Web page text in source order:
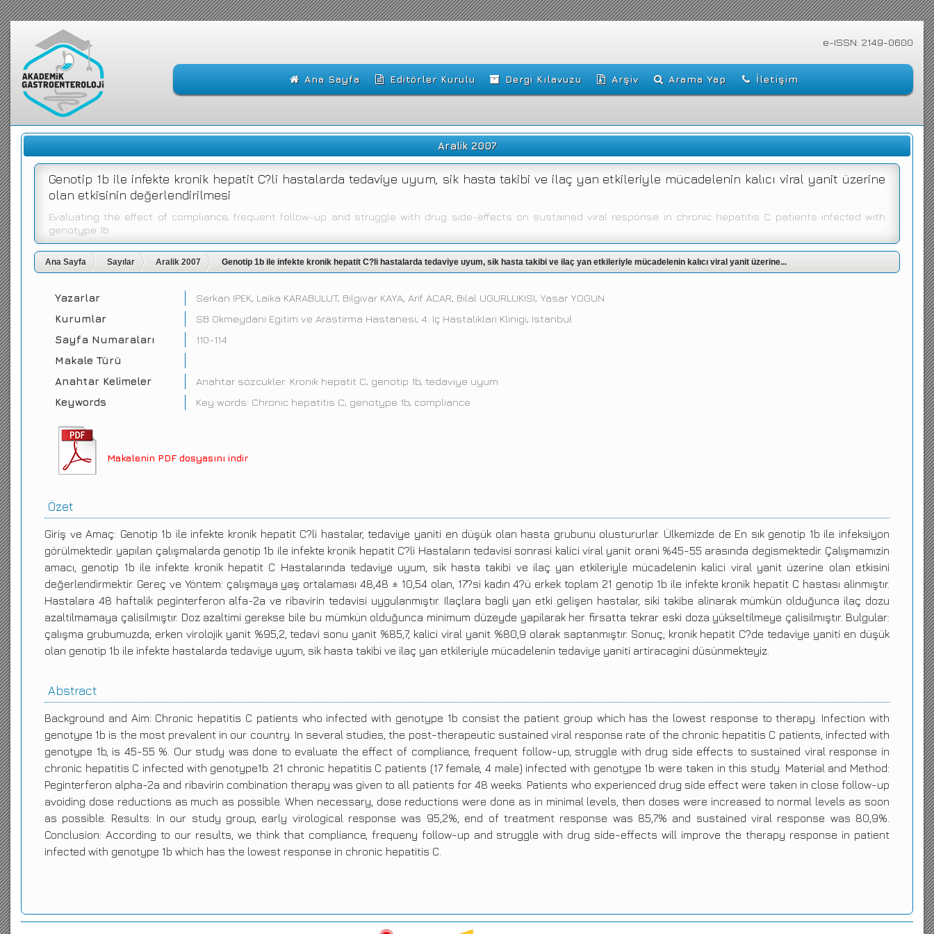
e-ISSN: 2149-0600
Ana Sayfa Editörler Kurulu Dergi Kılavuzu Arşiv Arama Yap İletişim
Aralik 2007
Genotip 1b ile infekte kronik hepatit C?li hastalarda tedaviye uyum, sik hasta takibi ve ilaç yan etkileriyle mücadelenin kalıcı viral yanit üzerine
olan etkisinin değerlendirilmesi
Evaluating the effect of compliance, frequent follow-up and struggle with drug side-effects on sustained viral response in chronic hepatitis C patients infected with
genotype 1b
Ana Sayfa Sayılar Aralik 2007 Genotip 1b ile infekte kronik hepatit C?li hastalarda tedaviye uyum, sik hasta takibi ve ilaç yan etkileriyle mücadelenin kalıcı viral yanit üzerine...
Yazarlar
Serkan IPEK, Laika KARABULUT, Bilgivar KAYA, Arif ACAR, Bilal UGURLUKISI, Yasar YOGUN
Kurumlar
SB Okmeydani Egitim ve Arastirma Hastanesi, 4. Iç Hastaliklari Klinigi, Istanbul
Sayfa Numaraları
110-114
Makale Türü
Anahtar Kelimeler
Anahtar sözcükler: Kronik hepatit C, genotip 1b, tedaviye uyum
Keywords
Key words: Chronic hepatitis C, genotype 1b, compliance
Makalenin PDF dosyasını indir
Özet
Giriş ve Amaç: Genotip 1b ile infekte kronik hepatit C?li hastalar, tedaviye yaniti en düşük olan hasta grubunu olustururlar. Ülkemizde de En sık genotip 1b ile infeksiyon
görülmektedir. yapılan çalışmalarda genotip 1b ile infekte kronik hepatit C?li Hastaların tedavisi sonrasi kalici viral yanit orani %45-55 arasında degismektedir. Çalışmamızin
amacı, genotip 1b ile infekte kronik hepatit C Hastalarında tedaviye uyum, sik hasta takibi ve ilaç yan etkileriyle mücadelenin kalici viral yanit üzerine olan etkisini
değerlendirmektir. Gereç ve Yöntem: çalışmaya yaş ortalaması 48,48 ± 10,54 olan, 17?si kadın 4?ü erkek toplam 21 genotip 1b ile infekte kronik hepatit C hastası alinmıştır.
Hastalara 48 haftalik peginterferon alfa-2a ve ribavirin tedavisi uygulanmıştır. Ilaçlara bagli yan etki gelişen hastalar, siki takibe alinarak mümkün olduğunca ilaç dozu
azaltilmamaya çalisilmıştır. Doz azaltimi gerekse bile bu mümkün olduğunca minimum düzeyde yapilarak her firsatta tekrar eski doza yükseltilmeye çalisilmıştır. Bulgular:
çalışma grubumuzda; erken virolojik yanit %95,2, tedavi sonu yanit %85,7, kalici viral yanit %80,9 olarak saptanmıştır. Sonuç; kronik hepatit C?de tedaviye yaniti en düşük
olan genotip 1b ile infekte hastalarda tedaviye uyum, sik hasta takibi ve ilaç yan etkileriyle mücadelenin tedaviye yaniti artiracagini düsünmekteyiz.
Abstract
Background and Aim: Chronic hepatitis C patients who infected with genotype 1b consist the patient group which has the lowest response to therapy. Infection with
genotype 1b is the most prevalent in our country. In several studies, the post-therapeutic sustained viral response rate of the chronic hepatitis C patients, infected with
genotype 1b, is 45-55 %. Our study was done to evaluate the effect of compliance, frequent follow-up, struggle with drug side effects to sustained viral response in
chronic hepatitis C infected with genotype1b. 21 chronic hepatitis C patients (17 female, 4 male) infected with genotype 1b were taken in this study. Material and Method:
Peginterferon alpha-2a and ribavirin combination therapy was given to all patients for 48 weeks. Patients who experienced drug side effect were taken in close follow-up
avoiding dose reductions as much as possible. When necessary, dose reductions were done as in minimal levels, then doses were increased to normal levels as soon
as possible. Results: In our study group, early virological response was 95,2%, end of treatment response was 85,7% and sustained viral response was 80,9%.
Conclusion: According to our results, we think that compliance, frequeny follow-up and struggle with drug side-effects will improve the therapy response in patient
infected with genotype 1b which has the lowest response in chronic hepatitis C.